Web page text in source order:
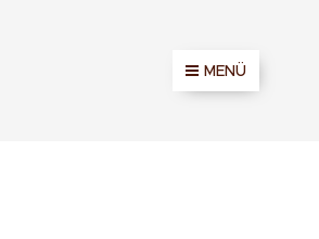
MENÜ